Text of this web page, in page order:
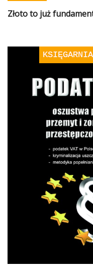
Złoto to już